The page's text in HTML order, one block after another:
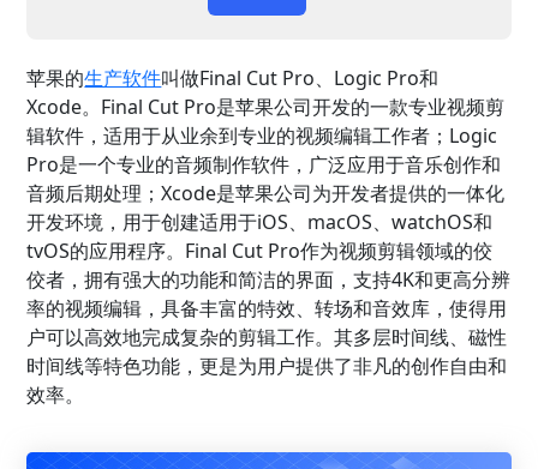
苹果的生产软件叫做Final Cut Pro、Logic Pro和
Xcode。Final Cut Pro是苹果公司开发的一款专业视频剪
辑软件，适用于从业余到专业的视频编辑工作者；Logic
Pro是一个专业的音频制作软件，广泛应用于音乐创作和
音频后期处理；Xcode是苹果公司为开发者提供的一体化
开发环境，用于创建适用于iOS、macOS、watchOS和
tvOS的应用程序。Final Cut Pro作为视频剪辑领域的佼
佼者，拥有强大的功能和简洁的界面，支持4K和更高分辨
率的视频编辑，具备丰富的特效、转场和音效库，使得用
户可以高效地完成复杂的剪辑工作。其多层时间线、磁性
时间线等特色功能，更是为用户提供了非凡的创作自由和
效率。